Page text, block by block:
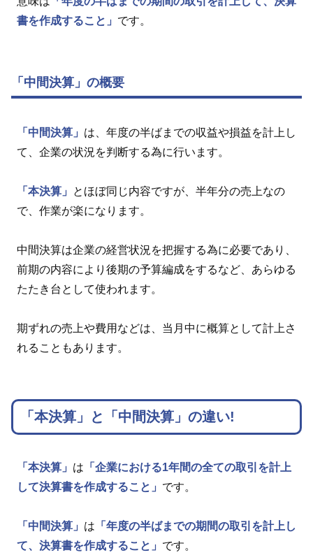
書を作成すること」 です。
「中間決算」の概要
「中間決算」 は、年度の半ばまでの収益や損益を計上し
て、企業の状況を判断する為に行います。
「本決算」
とほぼ同じ内容ですが、半年分の売上なの
で、作業が楽になります。
中間決算は企業の経営状況を把握する為に必要であり、
前期の内容により後期の予算編成をするなど、あらゆる
たたき台として使われます。
期ずれの売上や費用などは、当月中に概算として計上さ
れることもあります。
「本決算」と「中間決算」の違い!
「本決算」 は 「企業における1年間の全ての取引を計上
して決算書を作成すること」 です。
「中間決算」 は 「年度の半ばまでの期間の取引を計上し
て、決算書を作成すること」 です。